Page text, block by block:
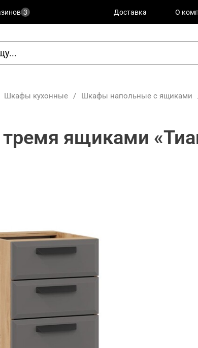
3 Доставка О
Шкафы кухонные / Шкафы напольные с ящиками
ящиками